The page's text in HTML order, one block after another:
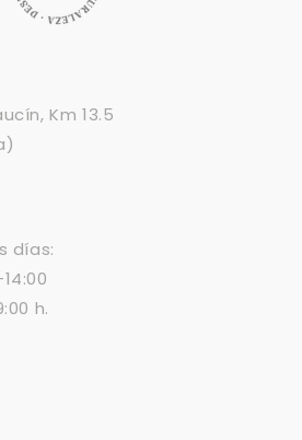
Km 13.5
días:
h.